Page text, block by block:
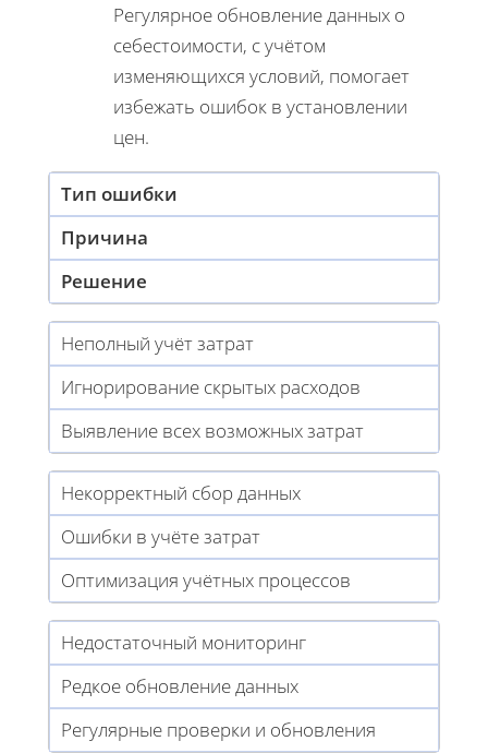
Регулярное обновление данных о
себестоимости, с учётом
изменяющихся условий, помогает
избежать ошибок в установлении
цен.
Тип ошибки
Причина
Решение
Неполный учёт затрат
Игнорирование скрытых расходов
Выявление всех возможных затрат
Некорректный сбор данных
Ошибки в учёте затрат
Оптимизация учётных процессов
Недостаточный мониторинг
Редкое обновление данных
Регулярные проверки и обновления